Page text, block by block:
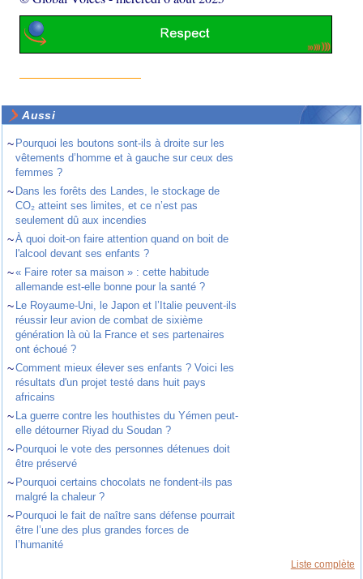
Aussi
~ Pourquoi les boutons sont-ils à droite sur les
vêtements d’homme et à gauche sur ceux des
femmes ?
~ Dans les forêts des Landes, le stockage de
CO₂ atteint ses limites, et ce n’est pas
seulement dû aux incendies
~À quoi doit-on faire attention quand on boit de
l'alcool devant ses enfants ?
~« Faire roter sa maison » : cette habitude
allemande est-elle bonne pour la santé ?
~ Le Royaume-Uni, le Japon et l’Italie peuvent-ils
réussir leur avion de combat de sixième
génération là où la France et ses partenaires
ont échoué ?
~Comment mieux élever ses enfants ? Voici les
résultats d'un projet testé dans huit pays
africains
~ La guerre contre les houthistes du Yémen peut-
elle détourner Riyad du Soudan ?
~ Pourquoi le vote des personnes détenues doit
être préservé
~ Pourquoi certains chocolats ne fondent-ils pas
malgré la chaleur ?
~ Pourquoi le fait de naître sans défense pourrait
être l’une des plus grandes forces de
l’humanité
Liste complète